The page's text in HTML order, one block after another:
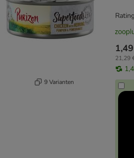
9 Varianten
21,29